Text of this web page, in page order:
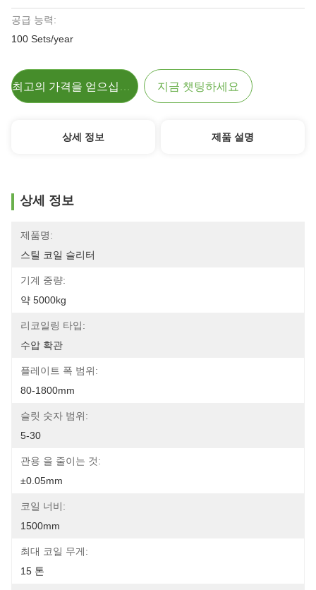
공급 능력:
100 Sets/year
최고의 가격을 얻으십시오 지금 챗팅하세요
상세 정보 제품 설명
상세 정보
제품명:
스틸 코일 슬리터
기계 중량:
약 5000kg
리코일링 타입:
수압 확관
플레이트 폭 범위:
80-1800mm
슬릿 숫자 범위:
5-30
관용 을 줄이는 것:
±0.05mm
코일 너비:
1500mm
최대 코일 무게:
15 톤